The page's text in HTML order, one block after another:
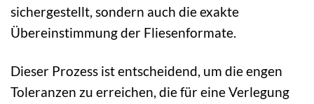
sichergestellt, sondern auch die exakte
Übereinstimmung der Fliesenformate.
Dieser Prozess ist entscheidend, um die engen
Toleranzen zu erreichen, die für eine Verlegung